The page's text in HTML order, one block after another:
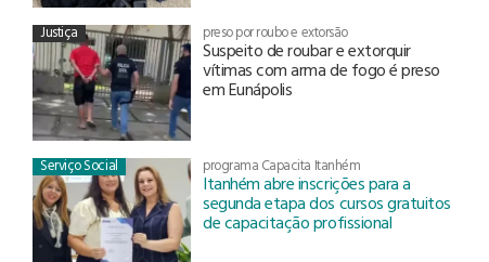
Justiça preso por roubo e extorsão
Suspeito de roubar e extorquir
vítimas com arma de fogo é preso
em Eunápolis
Serviço Social programa Capacita Itanhém
Itanhém abre inscrições para a
segunda etapa dos cursos gratuitos
de capacitação profissional